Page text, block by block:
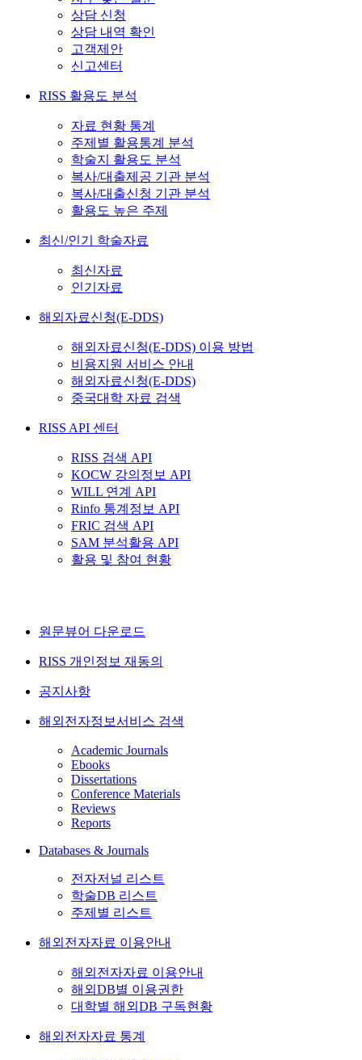
상담 신청
상담 내역 확인
고객제안
신고센터
RISS 활용도 분석
자료 현황 통계
주제별 활용통계 분석
학술지 활용도 분석
복사/대출제공 기관 분석
복사/대출신청 기관 분석
활용도 높은 주제
최신/인기 학술자료
최신자료
인기자료
해외자료신청(E-DDS)
해외자료신청(E-DDS) 이용 방법
비용지원 서비스 안내
해외자료신청(E-DDS)
중국대학 자료 검색
RISS API 센터
RISS 검색 API
KOCW 강의정보 API
WILL 연계 API
Rinfo 통계정보 API
FRIC 검색 API
SAM 분석활용 API
활용 및 참여 현황
원문뷰어 다운로드
RISS 개인정보 재동의
공지사항
해외전자정보서비스 검색
Academic Journals
Ebooks
Dissertations
Conference Materials
Reviews
Reports
Databases & Journals
전자저널 리스트
학술DB 리스트
주제별 리스트
해외전자자료 이용안내
해외전자자료 이용안내
해외DB별 이용권한
대학별 해외DB 구독현황
해외전자자료 통계